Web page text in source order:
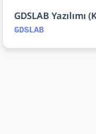
GDSLAB Yazılımı
GDSLAB